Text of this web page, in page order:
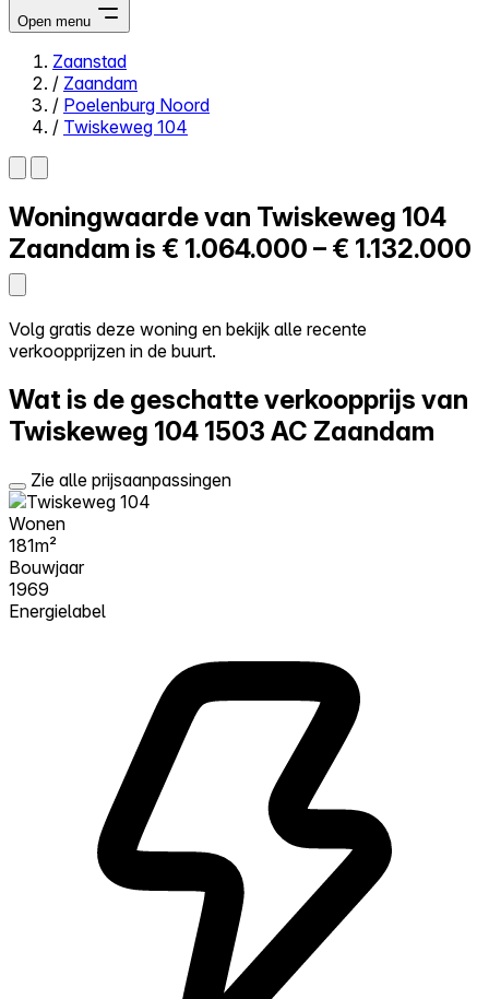
Open menu
Close menu
Zelf kopen
Alles-in-één
Reviews
Log in
Probeer Walter gratis
Zaanstad
/ Zaandam
/ Poelenburg Noord
/ Twiskeweg 104
Woningwaarde van Twiskeweg 104
Zaandam is € 1.064.000 – € 1.132.000
Volg gratis deze woning en bekijk alle recente
verkoopprijzen in de buurt.
Wat is de geschatte verkoopprijs van
Twiskeweg 104 1503 AC Zaandam
Zie alle prijsaanpassingen
Wonen
181m²
Bouwjaar
1969
Energielabel